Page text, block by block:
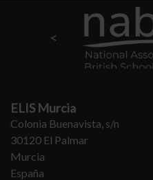
ELIS Murcia
Colonia Buenavista, s/n
30120 El Palmar
Murcia
España